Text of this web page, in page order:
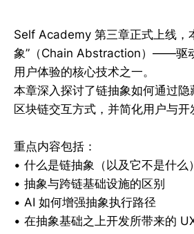
Self Academy 第三章正式上线，
象”（Chain Abstraction）——驱
用户体验的核心技术之一。
本章深入探讨了链抽象如何通过
区块链交互方式，并简化用户与开
重点内容包括：
• 什么是链抽象（以及它不是什么）
• 抽象与跨链基础设施的区别
• AI 如何增强抽象执行路径
• 在抽象基础之上开发所带来的